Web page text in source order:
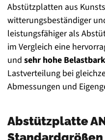
Abstützplatten aus
witterungsbeständiger
leistungsfähiger als
im Vergleich eine
und sehr hohe
Lastverteilung bei
Abmessungen und
Abstützplatte